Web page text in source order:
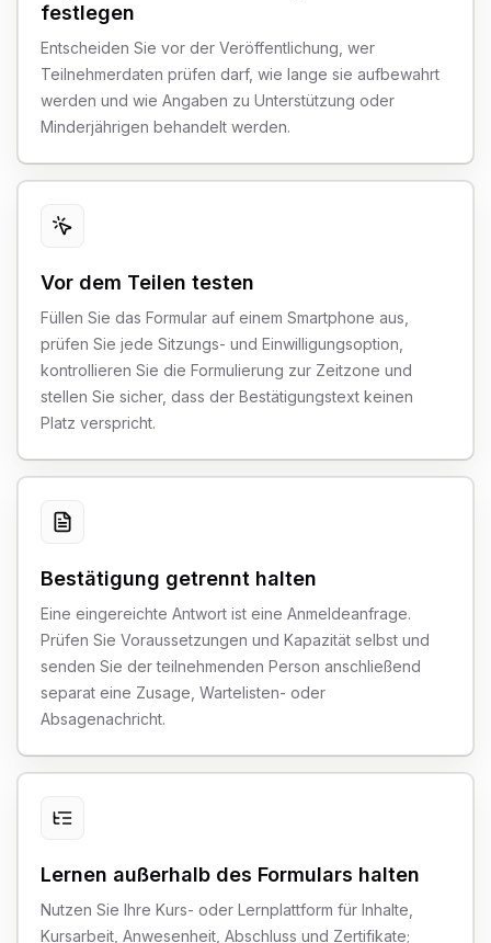
festlegen
Entscheiden Sie vor der Veröffentlichung, wer
Teilnehmerdaten prüfen darf, wie lange sie aufbewahrt
werden und wie Angaben zu Unterstützung oder
Minderjährigen behandelt werden.
Vor dem Teilen testen
Füllen Sie das Formular auf einem Smartphone aus,
prüfen Sie jede Sitzungs- und Einwilligungsoption,
kontrollieren Sie die Formulierung zur Zeitzone und
stellen Sie sicher, dass der Bestätigungstext keinen
Platz verspricht.
Bestätigung getrennt halten
Eine eingereichte Antwort ist eine Anmeldeanfrage.
Prüfen Sie Voraussetzungen und Kapazität selbst und
senden Sie der teilnehmenden Person anschließend
separat eine Zusage, Wartelisten- oder
Absagenachricht.
Lernen außerhalb des Formulars halten
Nutzen Sie Ihre Kurs- oder Lernplattform für Inhalte,
Kursarbeit, Anwesenheit, Abschluss und Zertifikate;